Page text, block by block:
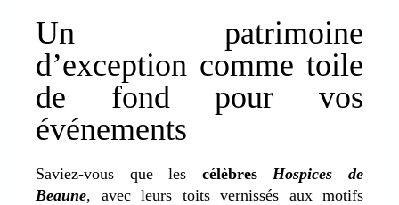
Un patrimoine
d’exception comme toile
de fond pour vos
événements
Saviez-vous que les célèbres Hospices de
Beaune, avec leurs toits vernissés aux motifs